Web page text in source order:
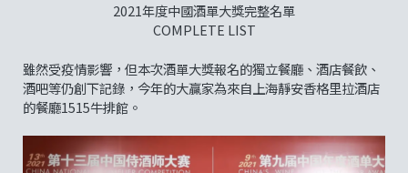
2021年度中國酒單大獎完整名單
COMPLETE LIST
雖然受疫情影響，但本次酒單大獎報名的獨立餐廳、酒店餐飲、
酒吧等仍創下記錄，今年的大贏家為來自上海靜安香格里拉酒店
的餐廳1515牛排館。